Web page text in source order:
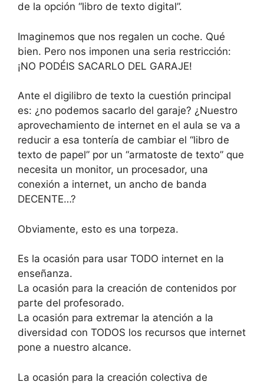
de la opción “libro de texto digital”.
Imaginemos que nos regalen un coche. Qué
bien. Pero nos imponen una seria restricción:
¡NO PODÉIS SACARLO DEL GARAJE!
Ante el digilibro de texto la cuestión principal
es: ¿no podemos sacarlo del garaje? ¿Nuestro
aprovechamiento de internet en el aula se va a
reducir a esa tontería de cambiar el “libro de
texto de papel” por un “armatoste de texto” que
necesita un monitor, un procesador, una
conexión a internet, un ancho de banda
DECENTE…?
Obviamente, esto es una torpeza.
Es la ocasión para usar TODO internet en la
enseñanza.
La ocasión para la creación de contenidos por
parte del profesorado.
La ocasión para extremar la atención a la
diversidad con TODOS los recursos que internet
pone a nuestro alcance.
La ocasión para la creación colectiva de